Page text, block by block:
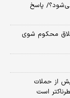
پاسخ
محکوم شوی
از حملات
است